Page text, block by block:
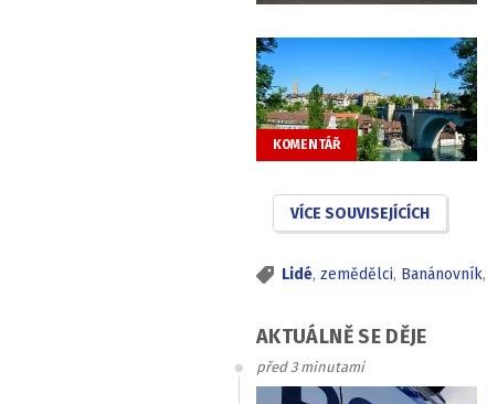
KOMENTÁŘ
VÍCE SOUVISEJÍCÍCH
Lidé, zemědělci, Banánovník,
AKTUÁLNĚ SE DĚJE
před 3 minutami